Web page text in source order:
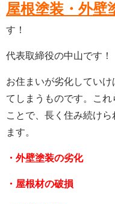
屋根塗装・外壁
す！
代表取締役の中山です！
お住まいが劣化してい
てしまうものです。こ
ことで、長く住み続け
ます。
・外壁塗装の劣化
・屋根材の破損